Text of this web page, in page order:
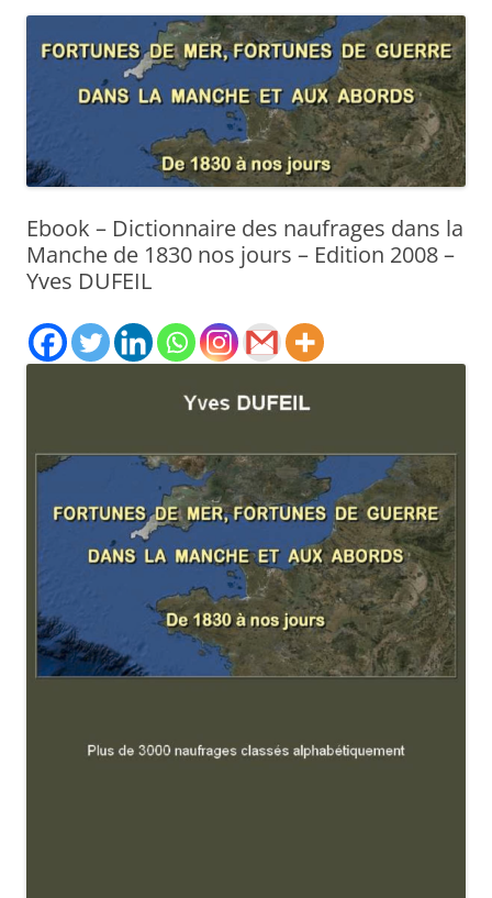
Ebook – Dictionnaire des naufrages dans la
Manche de 1830 nos jours – Edition 2008 –
Yves DUFEIL